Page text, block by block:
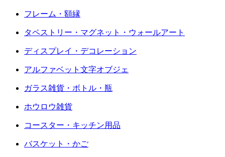
フレーム・額縁
タペストリー・マグネット・ウォールアート
ディスプレイ・デコレーション
アルファベット文字オブジェ
ガラス雑貨・ボトル・瓶
ホウロウ雑貨
コースター・キッチン用品
バスケット・かご